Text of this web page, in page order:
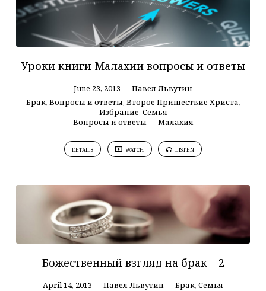
Уроки книги Малахии вопросы и ответы
June 23, 2013
Павел Львутин
Брак, Вопросы и ответы, Второе Пришествие Христа,
Избрание, Семья
Вопросы и ответы
Малахия
DETAILS WATCH LISTEN
Божественный взгляд на брак – 2
April 14, 2013 Павел Львутин Брак, Семья